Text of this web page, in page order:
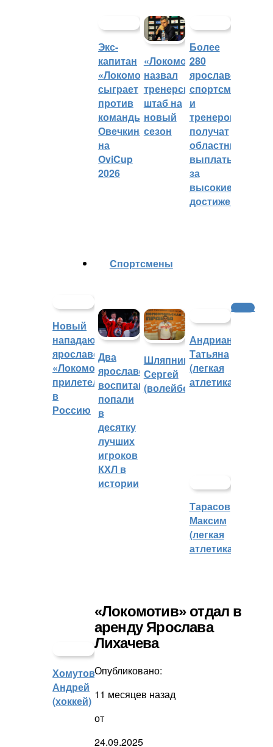
Экс-
капитан
«Локомотива»
сыграет
против
команды
Овечкина
на
OviCup
2026
«Локомотив»
назвал
тренерский
штаб на
новый
сезон
Более
280
ярославских
спортсменов
и
тренеров
получат
областные
выплаты
за
высокие
достижения
Новый
нападающий
ярославского
«Локомотива»
прилетел
в
Россию
Cпортсмены
Два
ярославских
воспитанника
попали
в
десятку
лучших
игроков
КХЛ в
истории
Шляпников
Сергей
(волейбол)
Андрианова
Татьяна
(легкая
атлетика)
Тарасов
Максим
(легкая
атлетика)
Хомутов
Андрей
(хоккей)
Хоккей
«Локомотив» отдал в
аренду Ярослава
Лихачева
Опубликовано:
11 месяцев назад
от
24.09.2025